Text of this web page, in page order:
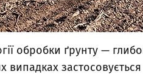
обробки ґрунту —
застосовується